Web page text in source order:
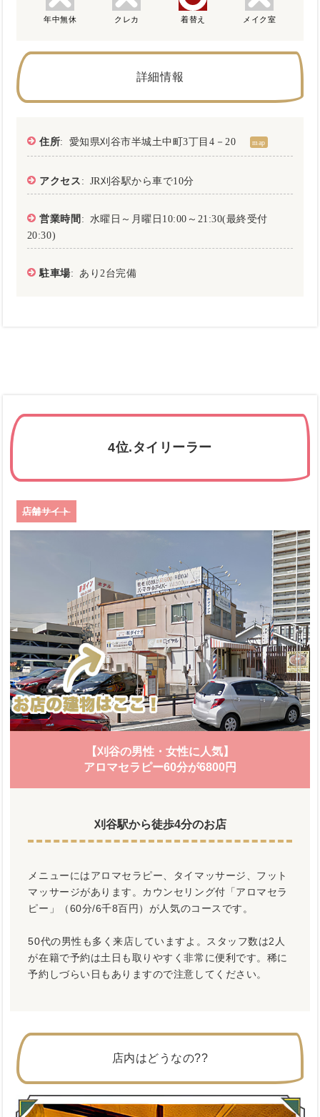
年中無休 クレカ 着替え メイク室
詳細情報
住所: 愛知県刈谷市半城土中町3丁目4－20 map
アクセス : JR刈谷駅から車で10分
営業時間 : 水曜日～月曜日10:00～21:30(最終受付
20:30)
駐車場: あり2台完備
4位.タイリーラー
店舗サイト
【刈谷の男性・女性に人気】
アロマセラピー60分が6800円
刈谷駅から徒歩4分のお店
メニューにはアロマセラピー、タイマッサージ、フット
マッサージがあります。カウンセリング付「アロマセラ
ピー」（60分/6千8百円）が人気のコースです。
50代の男性も多く来店していますよ。スタッフ数は2人
が在籍で予約は土日も取りやすく非常に便利です。稀に
予約しづらい日もありますので注意してください。
店内はどうなの??